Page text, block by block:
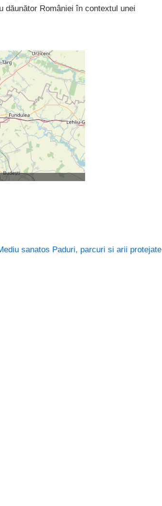
dăunător României în contextul unei
sanatos Paduri, parcuri si arii protejate